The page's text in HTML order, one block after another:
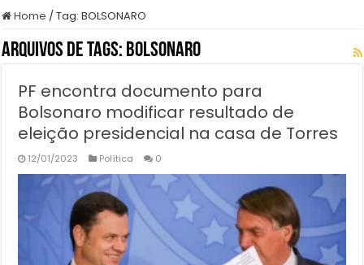
Home /Tag:BOLSONARO
Arquivos de Tags: BOLSONARO
PF encontra documento para
Bolsonaro modificar resultado de
eleição presidencial na casa de Torres
12/01/2023 Política 0